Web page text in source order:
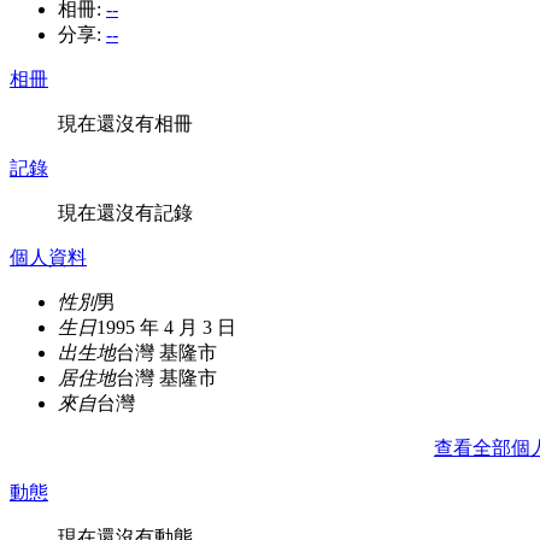
相冊: --
分享: --
相冊
現在還沒有相冊
記錄
現在還沒有記錄
個人資料
性別男
生日1995 年 4 月 3 日
出生地台灣 基隆市
居住地台灣 基隆市
來自台灣
查看全部個
動態